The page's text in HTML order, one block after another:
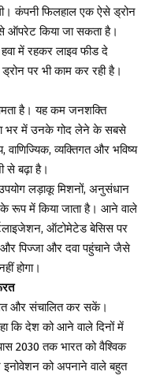
कंपनी फिलहाल एक ऐसे ड्रोन
ऑपरेट किया जा सकता है।
में रहकर लाइव फीड दे
पर भी काम कर रही है।
है। यह कम जनशक्ति
भर में उनके गोद लेने के सबसे
व्यक्तिगत और भविष्य
से बढ़ा है।
लड़ाकू मिशनों, अनुसंधान
रूप में किया जाता है। आने वाले
ऑटोमेटेड बेसिस पर
पिज्जा और दवा पहुंचाने जैसे
होगा।
और संचालित कर सकें।
कि देश को आने वाले दिनों में
2030 तक भारत को वैश्विक
इनोवेशन को अपनाने वाले बहुत